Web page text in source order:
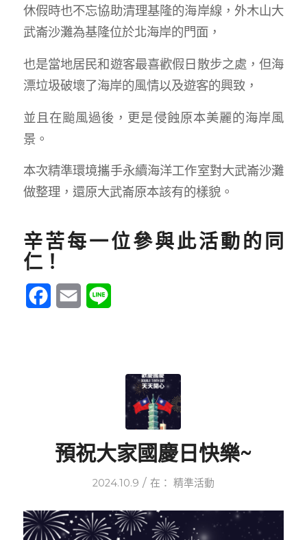
休假時也不忘協助清理基隆的海岸線，外木山大
武崙沙灘為基隆位於北海岸的門面，
也是當地居民和遊客最喜歡假日散步之處，但海
漂垃圾破壞了海岸的風情以及遊客的興致，
並且在颱風過後，更是侵蝕原本美麗的海岸風
景。
本次精準環境攜手永續海洋工作室對大武崙沙灘
做整理，還原大武崙原本該有的樣貌。
辛苦每一位參與此活動的同
仁！
Facebook
Email
預祝大家國慶日快樂~
2024.10.9 / 在： 精準活動